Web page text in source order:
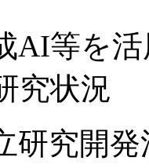
AI等を
究状況
究開発